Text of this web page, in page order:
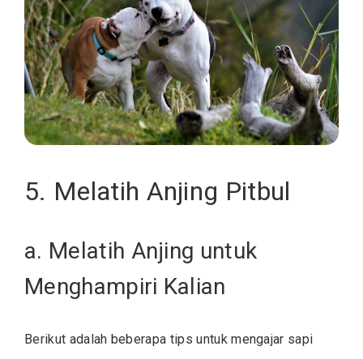
5. Melatih Anjing Pitbul
a. Melatih Anjing untuk
Menghampiri Kalian
Berikut adalah beberapa tips untuk mengajar sapi